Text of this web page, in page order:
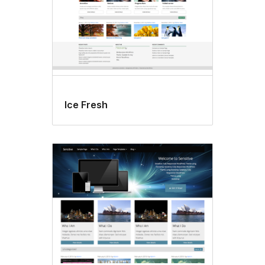
Ice Fresh